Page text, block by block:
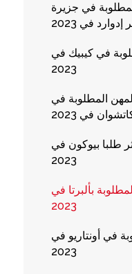
في جزيرة
إدوارد في 2023
في كيبيك في
2023
المطلوبة في
في 2023
طلبا بيوكون في
2023
بألبرتا في
2023
في أونتاريو في
2023